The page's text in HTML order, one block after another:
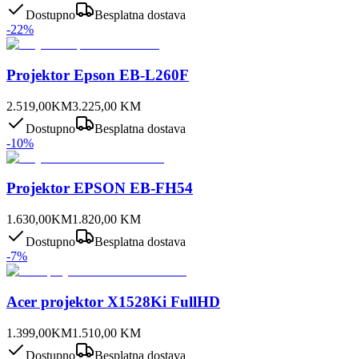
Dostupno
Besplatna dostava
-22%
Projektor Epson EB-L260F
2.519,00KM3.225,00 KM
Dostupno
Besplatna dostava
-10%
Projektor EPSON EB-FH54
1.630,00KM1.820,00 KM
Dostupno
Besplatna dostava
-7%
Acer projektor X1528Ki FullHD
1.399,00KM1.510,00 KM
Dostupno
Besplatna dostava